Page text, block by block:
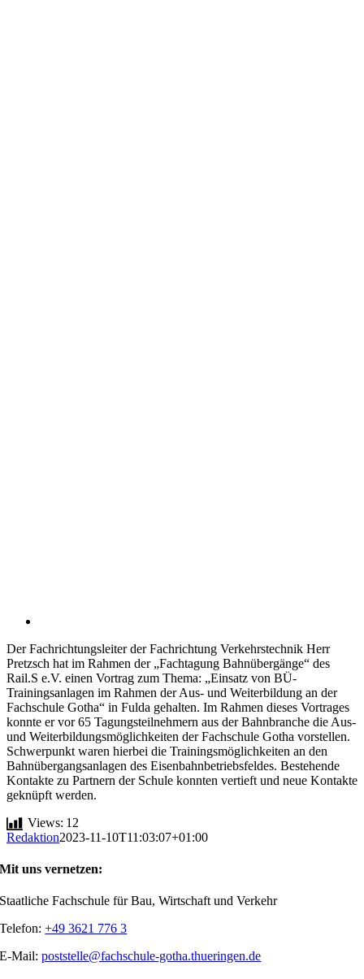
Der Fachrichtungsleiter der Fachrichtung Verkehrstechnik Herr
Pretzsch hat im Rahmen der „Fachtagung Bahnübergänge“ des
Rail.S e.V. einen Vortrag zum Thema: „Einsatz von BÜ-
Trainingsanlagen im Rahmen der Aus- und Weiterbildung an der
Fachschule Gotha“ in Fulda gehalten. Im Rahmen dieses Vortrages
konnte er vor 65 Tagungsteilnehmern aus der Bahnbranche die Aus-
und Weiterbildungsmöglichkeiten der Fachschule Gotha vorstellen.
Schwerpunkt waren hierbei die Trainingsmöglichkeiten an den
Bahnübergangsanlagen des Eisenbahnbetriebsfeldes. Bestehende
Kontakte zu Partnern der Schule konnten vertieft und neue Kontakte
geknüpft werden.
Views: 12
Redaktion2023-11-10T11:03:07+01:00
Mit uns vernetzen:
Staatliche Fachschule für Bau, Wirtschaft und Verkehr
Telefon:+49 3621 776 3
E-Mail:poststelle@fachschule-gotha.thueringen.de